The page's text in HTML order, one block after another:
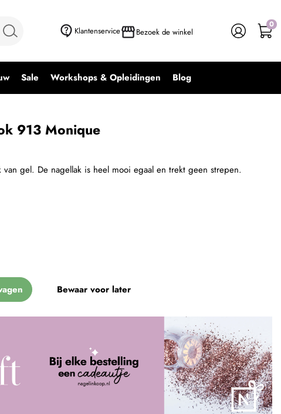
Klantenservice Bezoek de winkel
0
Sale Workshops & Opleidingen Blog
913 Monique
+ In winkelwagen
Bewaar voor later
gel. De nagellak is heel mooi egaal en trekt geen strepen.